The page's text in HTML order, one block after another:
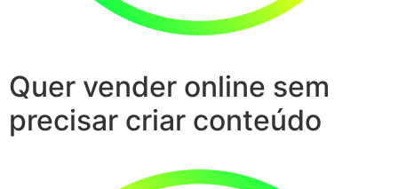
Quer vender online sem
precisar criar conteúdo